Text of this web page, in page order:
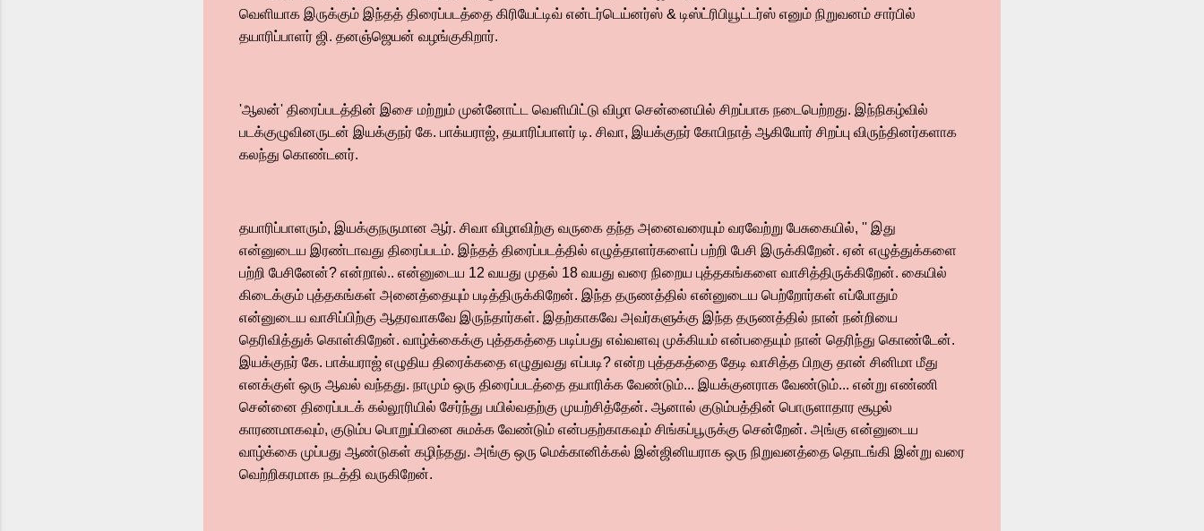
வெளியாக இருக்கும் இந்தத் திரைப்படத்தை கிரியேட்டிவ் என்டர்டெய்னர்ஸ் & டிஸ்ட்ரிபியூட்டர்ஸ் எனும் நிறுவனம் சார்பில்
தயாரிப்பாளர் ஜி. தனஞ்ஜெயன் வழங்குகிறார்.
'ஆலன்' திரைப்படத்தின் இசை மற்றும் முன்னோட்ட வெளியிட்டு விழா சென்னையில் சிறப்பாக நடைபெற்றது. இந்நிகழ்வில்
படக்குழுவினருடன் இயக்குநர் கே. பாக்யராஜ், தயாரிப்பாளர் டி. சிவா, இயக்குநர் கோபிநாத் ஆகியோர் சிறப்பு விருந்தினர்களாக
கலந்து கொண்டனர்.
தயாரிப்பாளரும், இயக்குநருமான ஆர். சிவா விழாவிற்கு வருகை தந்த அனைவரையும் வரவேற்று பேசுகையில், '' இது
என்னுடைய இரண்டாவது திரைப்படம். இந்தத் திரைப்படத்தில் எழுத்தாளர்களைப் பற்றி பேசி இருக்கிறேன். ஏன் எழுத்துக்களை
பற்றி பேசினேன்? என்றால்.. என்னுடைய 12 வயது முதல் 18 வயது வரை நிறைய புத்தகங்களை வாசித்திருக்கிறேன். கையில்
கிடைக்கும் புத்தகங்கள் அனைத்தையும் படித்திருக்கிறேன். இந்த தருணத்தில் என்னுடைய பெற்றோர்கள் எப்போதும்
என்னுடைய வாசிப்பிற்கு ஆதரவாகவே இருந்தார்கள். இதற்காகவே அவர்களுக்கு இந்த தருணத்தில் நான் நன்றியை
தெரிவித்துக் கொள்கிறேன். வாழ்க்கைக்கு புத்தகத்தை படிப்பது எவ்வளவு முக்கியம் என்பதையும் நான் தெரிந்து கொண்டேன்.
இயக்குநர் கே. பாக்யராஜ் எழுதிய திரைக்கதை எழுதுவது எப்படி? என்ற புத்தகத்தை தேடி வாசித்த பிறகு தான் சினிமா மீது
எனக்குள் ஒரு ஆவல் வந்தது. நாமும் ஒரு திரைப்படத்தை தயாரிக்க வேண்டும்... இயக்குனராக வேண்டும்... என்று எண்ணி
சென்னை திரைப்படக் கல்லூரியில் சேர்ந்து பயில்வதற்கு முயற்சித்தேன். ஆனால் குடும்பத்தின் பொருளாதார சூழல்
காரணமாகவும், குடும்ப பொறுப்பினை சுமக்க வேண்டும் என்பதற்காகவும் சிங்கப்பூருக்கு சென்றேன். அங்கு என்னுடைய
வாழ்க்கை முப்பது ஆண்டுகள் கழிந்தது. அங்கு ஒரு மெக்கானிக்கல் இன்ஜினியராக ஒரு நிறுவனத்தை தொடங்கி இன்று வரை
வெற்றிகரமாக நடத்தி வருகிறேன்.